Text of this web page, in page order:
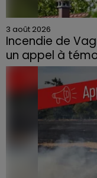
3 août 2026
Incendie de
un appel à
Le feu, parti d'une
quartier
contraint à